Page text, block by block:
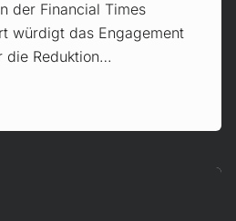
der Financial Times
würdigt das Engagement
die Reduktion…